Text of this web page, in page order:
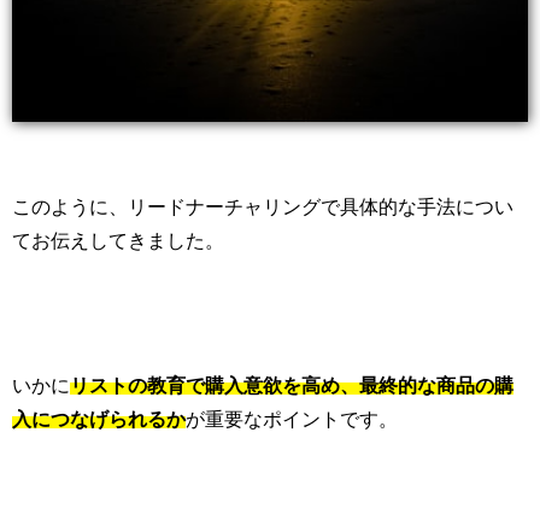
このように、リードナーチャリングで具体的な手法につい
てお伝えしてきました。
いかにリストの教育で購入意欲を高め、最終的な商品の購
入につなげられるかが重要なポイントです。